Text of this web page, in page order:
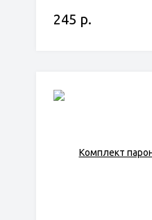
245 р.